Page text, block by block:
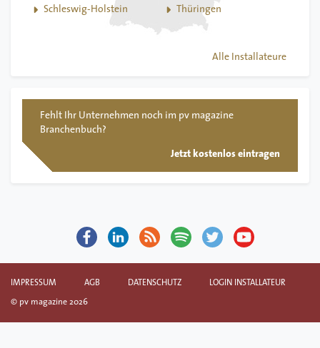
Schleswig-Holstein
Thüringen
Alle Installateure
Fehlt Ihr Unternehmen noch im pv magazine
Branchenbuch?
Jetzt kostenlos eintragen
IMPRESSUM AGB DATENSCHUTZ LOGIN INSTALLATEUR
© pv magazine 2026